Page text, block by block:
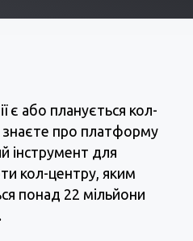
є або планується кол-
про платформу
інструмент для
кол-центру, яким
понад 22 мільйони